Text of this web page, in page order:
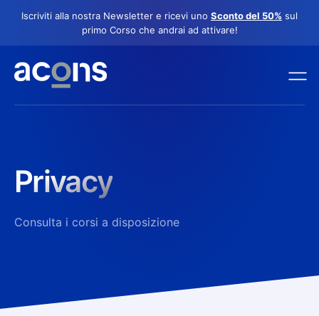
Iscriviti alla nostra Newsletter e ricevi uno Sconto del 50% sul
primo Corso che andrai ad attivare!
Privacy
Consulta i corsi a disposizione